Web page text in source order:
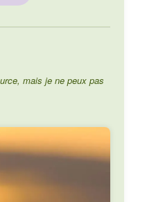
mais je ne peux pas